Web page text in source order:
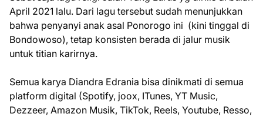
April 2021 lalu. Dari lagu tersebut sudah menunjukkan
bahwa penyanyi anak asal Ponorogo ini (kini tinggal di
Bondowoso), tetap konsisten berada di jalur musik
untuk titian karirnya.
Semua karya Diandra Edrania bisa dinikmati di semua
platform digital (Spotify, joox, ITunes, YT Music,
Dezzeer, Amazon Musik, TikTok, Reels, Youtube, Resso,